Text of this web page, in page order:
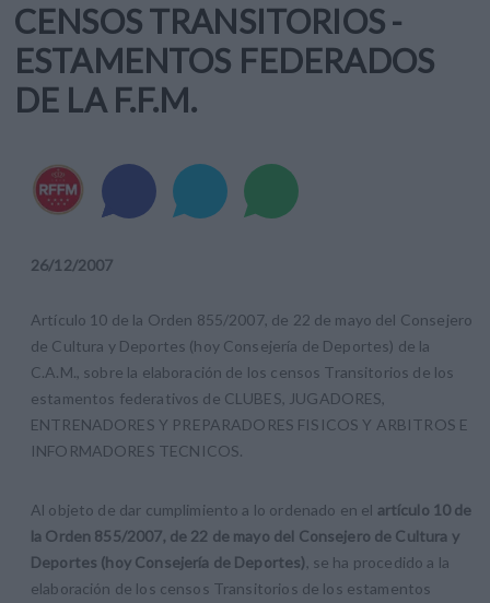
CENSOS TRANSITORIOS -
ESTAMENTOS FEDERADOS
DE LA F.F.M.
26/12/2007
Artículo 10 de la Orden 855/2007, de 22 de mayo del Consejero
de Cultura y Deportes (hoy Consejería de Deportes) de la
C.A.M., sobre la elaboración de los censos Transitorios de los
estamentos federativos de CLUBES, JUGADORES,
ENTRENADORES Y PREPARADORES FISICOS Y ARBITROS E
INFORMADORES TECNICOS.
Al objeto de dar cumplimiento a lo ordenado en el artículo 10 de
la Orden 855/2007, de 22 de mayo del Consejero de Cultura y
Deportes (hoy Consejería de Deportes) , se ha procedido a la
elaboración de los censos Transitorios de los estamentos